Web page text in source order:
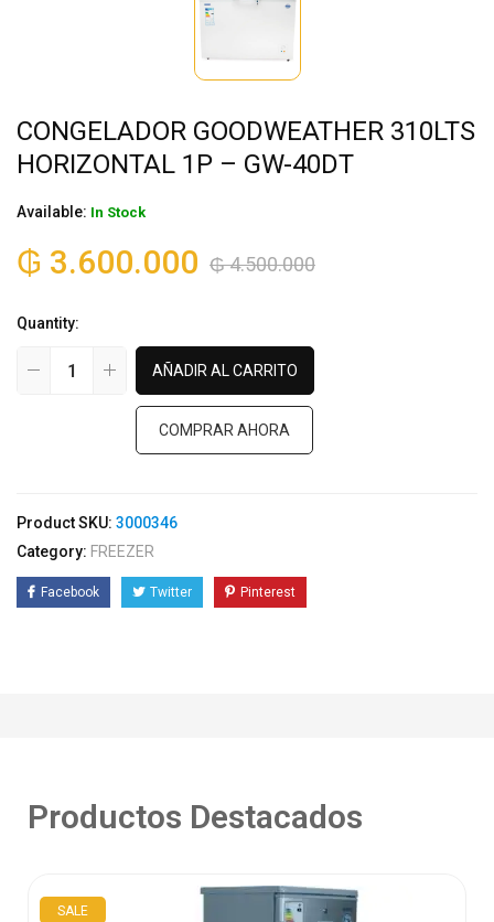
CONGELADOR GOODWEATHER 310LTS
HORIZONTAL 1P – GW-40DT
Available: In Stock
₲4.500.000
₲ 3.600.000
Quantity:
AÑADIR AL CARRITO
COMPRAR AHORA
Product SKU: 3000346
Category: FREEZER
Facebook Twitter Pinterest
Productos Destacados
SALE